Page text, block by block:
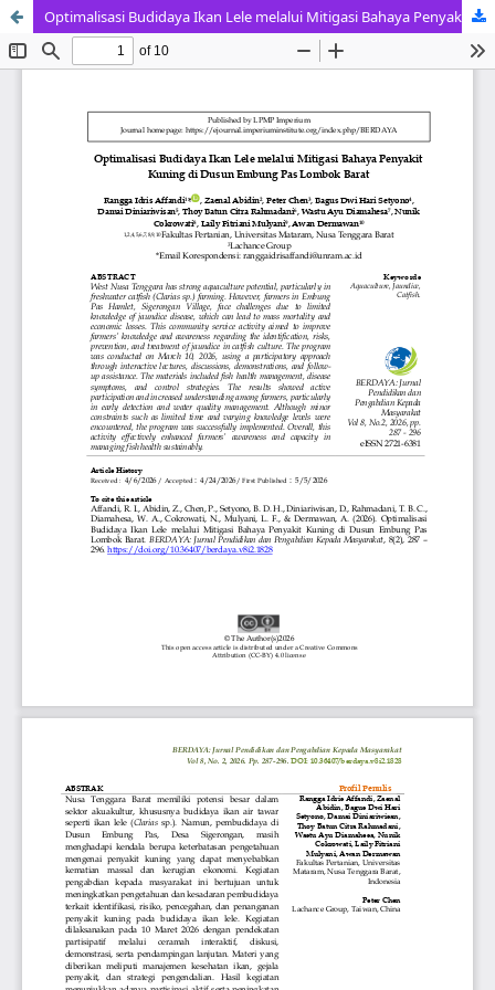
Optimalisasi Budidaya Ikan Lele melalui Mitigasi Bahaya Penyakit Kuning di Dusun Embung Pas Lombok Barat